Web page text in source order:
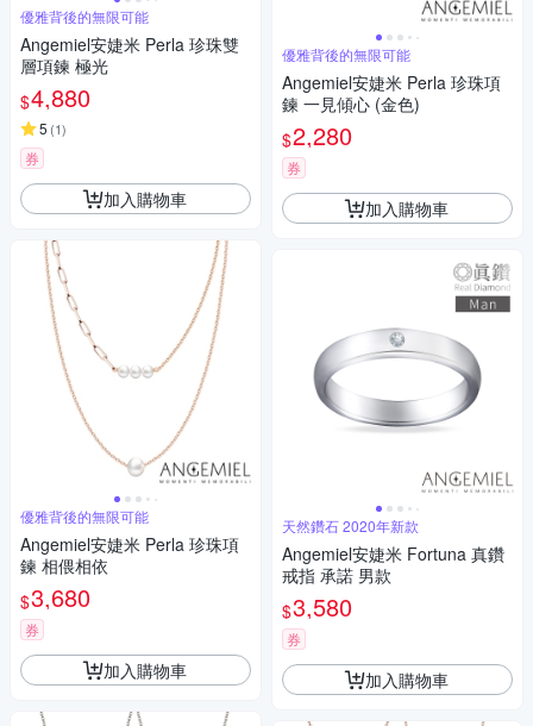
優雅背後的無限可能
Angemiel安婕米 Perla 珍珠雙
層項鍊 極光
$4,880
5 (1)
券
加入購物車
優雅背後的無限可能
Angemiel安婕米 Perla 珍珠項
鍊 相偎相依
$3,680
券
加入購物車
優雅背後的無限可能
Angemiel安婕米 Perla 珍珠項
鍊 一見傾心 (金色)
$2,280
券
加入購物車
天然鑽石 2020年新款
Angemiel安婕米 Fortuna 真鑽
戒指 承諾 男款
$3,580
券
加入購物車